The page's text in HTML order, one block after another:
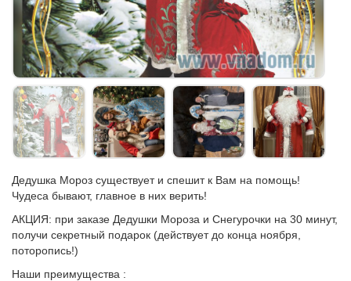
Дедушка Мороз существует и спешит к Вам на помощь!
Чудеса бывают, главное в них верить!
АКЦИЯ: при заказе Дедушки Мороза и Снегурочки на 30 минут,
получи секретный подарок (действует до конца ноября,
поторопись!)
Наши преимущества :